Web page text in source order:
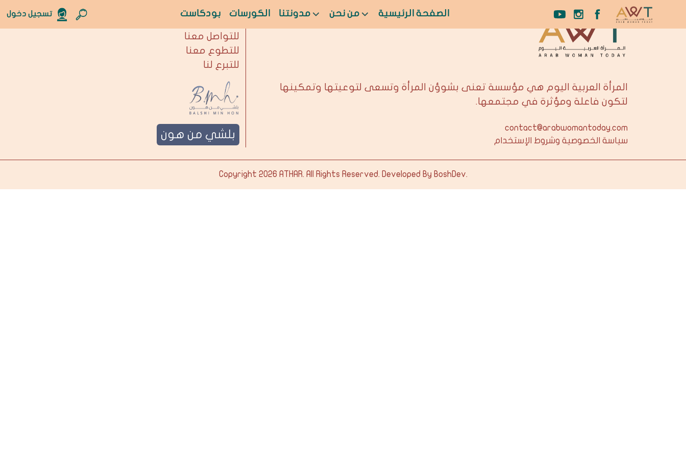
الصفحة الرئيسية من نحن مدونتنا الكورسات بودكاست تسجيل دخول
المرأة العربية اليوم هي مؤسسة تعنى بشوؤن المرأة وتسعى لتوعيتها وتمكينها
لتكون فاعلة ومؤثرة في مجتمعها.
contact@arabwomantoday.com
سياسة الخصوصية وشروط الإستخدام
للتواصل معنا
للتطوع معنا
للتبرع لنا
بلشي من هون
Copyright 2026 ATHAR. All Rights Reserved. Developed By BoshDev.